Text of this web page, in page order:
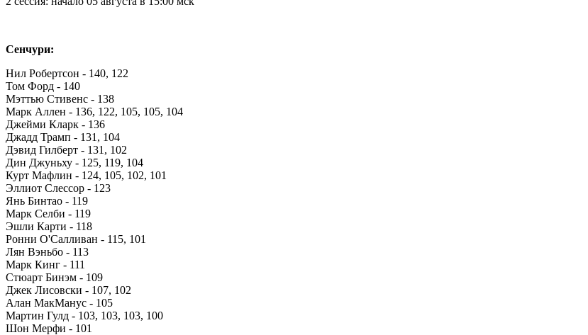
Сенчури:
Нил Робертсон - 140, 122
Том Форд - 140
Мэттью Стивенс - 138
Марк Аллен - 136, 122, 105, 105, 104
Джейми Кларк - 136
Джадд Трамп - 131, 104
Дэвид Гилберт - 131, 102
Дин Джуньху - 125, 119, 104
Курт Мафлин - 124, 105, 102, 101
Эллиот Слессор - 123
Янь Бинтао - 119
Марк Селби - 119
Эшли Карти - 118
Ронни О'Салливан - 115, 101
Лян Вэньбо - 113
Марк Кинг - 111
Стюарт Бинэм - 109
Джек Лисовски - 107, 102
Алан МакМанус - 105
Мартин Гулд - 103, 103, 103, 100
Шон Мерфи - 101